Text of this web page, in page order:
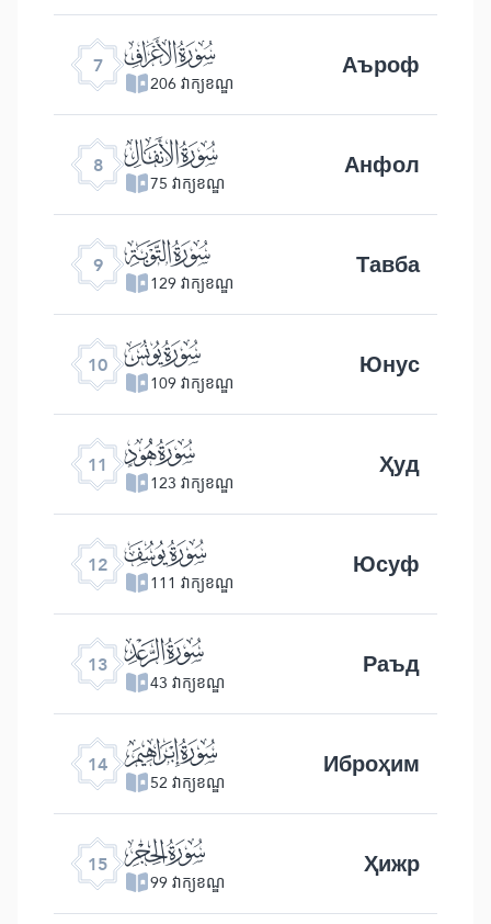
7 ﮓ
206 វាក្យខណ្ឌ Аъроф
8 ﮔ
75 វាក្យខណ្ឌ Анфол
9 ﮕ
129 វាក្យខណ្ឌ Тавба
10 ﮖ
109 វាក្យខណ្ឌ Юнус
11 ﮗ
123 វាក្យខណ្ឌ Ҳуд
12 ﮘ
111 វាក្យខណ្ឌ Юсуф
13 ﮙ
43 វាក្យខណ្ឌ Раъд
14 ﮚ
52 វាក្យខណ្ឌ Иброҳим
15 ﮛ
99 វាក្យខណ្ឌ Ҳижр